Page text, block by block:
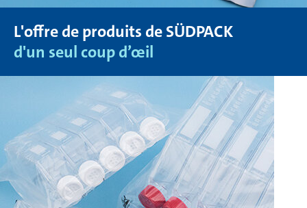
L'offre de produits de SÜDPACK
d'un seul coup d’œil